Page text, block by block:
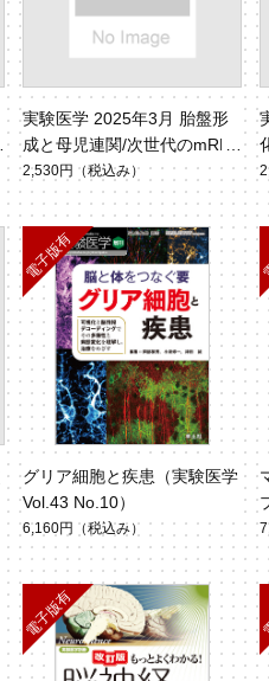
実験医学 2025年3月 胎盤形
成と母児連関/次世代のmRNA
創薬へ（Vol.43 No.4）
2,530円 （税込み）
グリア細胞と疾患（実験医学
Vol.43 No.10）
6,160円 （税込み）